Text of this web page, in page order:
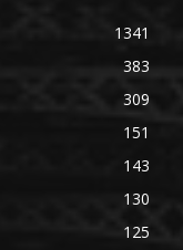
1341
383
309
151
143
130
125